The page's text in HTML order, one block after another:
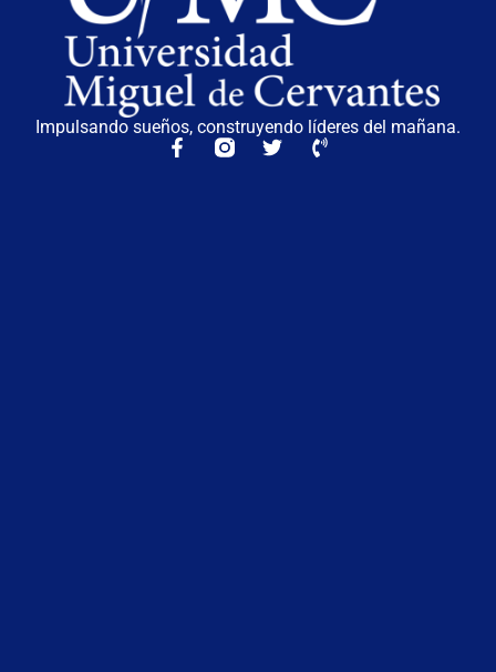
Impulsando sueños, construyendo líderes del mañana.